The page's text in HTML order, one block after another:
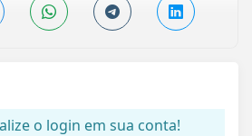
o login em sua conta!